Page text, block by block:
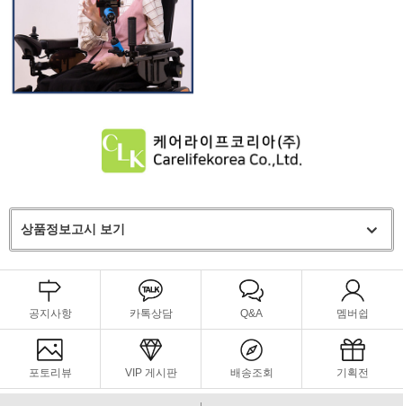
상품정보고시 보기
공지사항 카톡상담 Q&A 멤버쉽
포토리뷰 VIP 게시판 배송조회 기획전